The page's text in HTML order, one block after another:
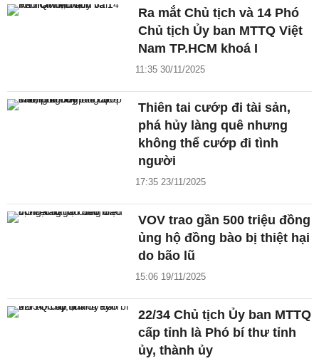
Ra mắt Chủ tịch và 14 Phó
Chủ tịch Ủy ban MTTQ Việt
Nam TP.HCM khoá I
11:35 30/11/2025
Thiên tai cướp đi tài sản,
phá hủy làng quê nhưng
không thể cướp đi tình
người
17:35 23/11/2025
VOV trao gần 500 triệu đồng
ủng hộ đồng bào bị thiệt hại
do bão lũ
15:06 19/11/2025
22/34 Chủ tịch Ủy ban MTTQ
cấp tỉnh là Phó bí thư tỉnh
ủy, thành ủy